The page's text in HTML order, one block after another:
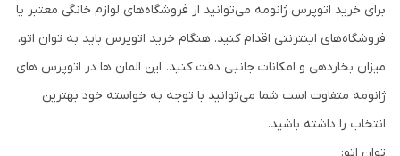
برای خرید اتوپرس ژانومه می‌توانید از فروشگاه‌های لوازم خانگی معتبر یا
فروشگاه‌های اینترنتی اقدام کنید. هنگام خرید اتوپرس باید به توان اتو،
میزان بخاردهی و امکانات جانبی دقت کنید. این المان ها در اتوپرس های
ژانومه متفاوت است شما می‌توانید با توجه به خواسته خود بهترین
انتخاب را داشته باشید.